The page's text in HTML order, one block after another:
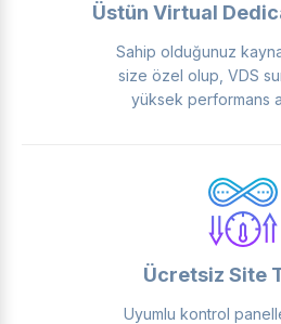
Üstün Virtual
Sahip olduğunuz
size özel olup, VDS
yüksek performans
Ücretsiz Site
Uyumlu kontrol